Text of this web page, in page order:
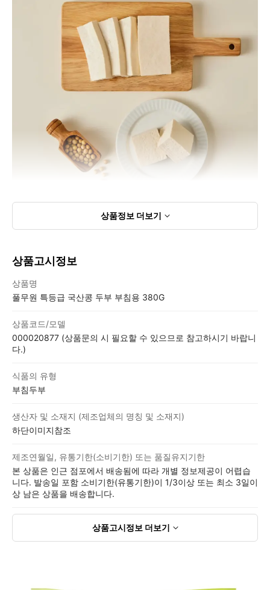
상품정보 더보기
상품고시정보
상품명
풀무원 특등급 국산콩 두부 부침용 380G
상품코드/모델
000020877 (상품문의 시 필요할 수 있으므로 참고하시기 바랍니
다.)
식품의 유형
부침두부
생산자 및 소재지 (제조업체의 명칭 및 소재지)
하단이미지참조
제조연월일, 유통기한(소비기한) 또는 품질유지기한
본 상품은 인근 점포에서 배송됨에 따라 개별 정보제공이 어렵습
니다. 발송일 포함 소비기한(유통기한)이 1/3이상 또는 최소 3일이
상 남은 상품을 배송합니다.
상품고시정보 더보기